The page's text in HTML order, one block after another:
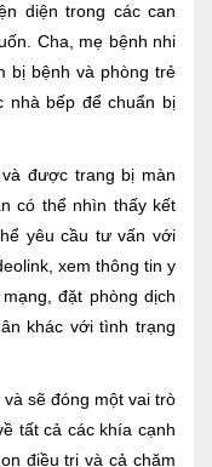
HỒ SƠ
diện trong các can
Cha, mẹ bệnh nhi
bị bệnh và phòng trẻ
nhà bếp để chuẩn bị
được trang bị màn
có thể nhìn thấy kết
yêu cầu tư vấn với
xem thông tin y
đặt phòng dịch
khác với tình trạng
sẽ đóng một vai trò
tất cả các khía cạnh
điều trị và cả chăm